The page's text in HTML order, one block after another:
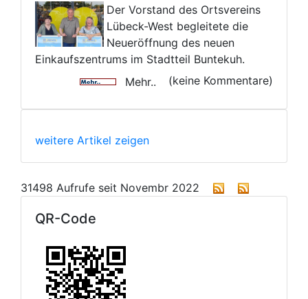
QR-Code
Der Vorstand des Ortsvereins
Lübeck-West begleitete die
Neueröffnung des neuen
Einkaufszentrums im Stadtteil Buntekuh.
Mehr..
(keine Kommentare)
weitere Artikel zeigen
31498 Aufrufe seit Novembr 2022